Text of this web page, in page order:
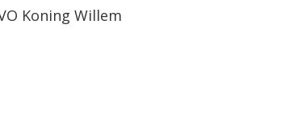
Koning Willem